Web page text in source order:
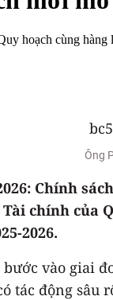
hoạch cùng hàng
Ông
Chính
chính
2026.
vào giai
tác động